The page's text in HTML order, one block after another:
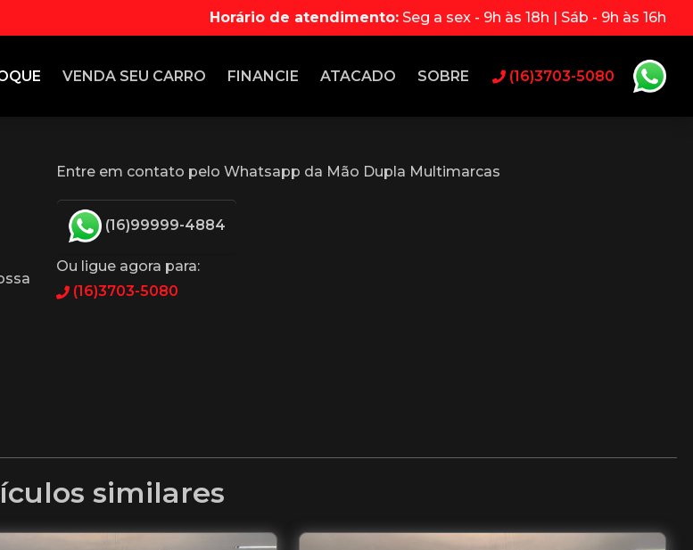
Horário de atendimento: Seg a sex - 9h às 18h | Sáb - 9h às 16h
VENDA SEU CARRO FINANCIE ATACADO SOBRE (16)3703-5080
Entre em contato pelo Whatsapp da Mão Dupla Multimarcas
(16)99999-4884
Ou ligue agora para:
(16)3703-5080
similares